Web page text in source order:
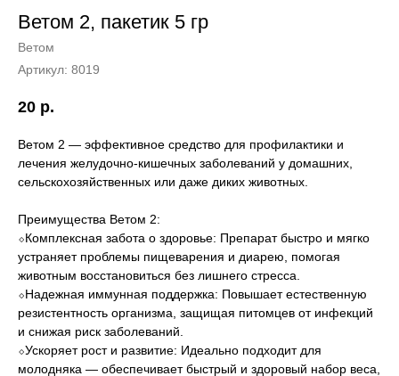
Ветом 2, пакетик 5 гр
Ветом
Артикул: 8019
20 р.
Ветом 2 — эффективное средство для профилактики и
лечения желудочно-кишечных заболеваний у домашних,
сельскохозяйственных или даже диких животных.
Преимущества Ветом 2:
⬦Комплексная забота о здоровье: Препарат быстро и мягко
устраняет проблемы пищеварения и диарею, помогая
животным восстановиться без лишнего стресса.
⬦Надежная иммунная поддержка: Повышает естественную
резистентность организма, защищая питомцев от инфекций
и снижая риск заболеваний.
⬦Ускоряет рост и развитие: Идеально подходит для
молодняка — обеспечивает быстрый и здоровый набор веса,